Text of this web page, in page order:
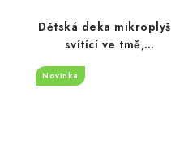
Dětská deka mikroplyš
svítící ve tmě,
Novinka